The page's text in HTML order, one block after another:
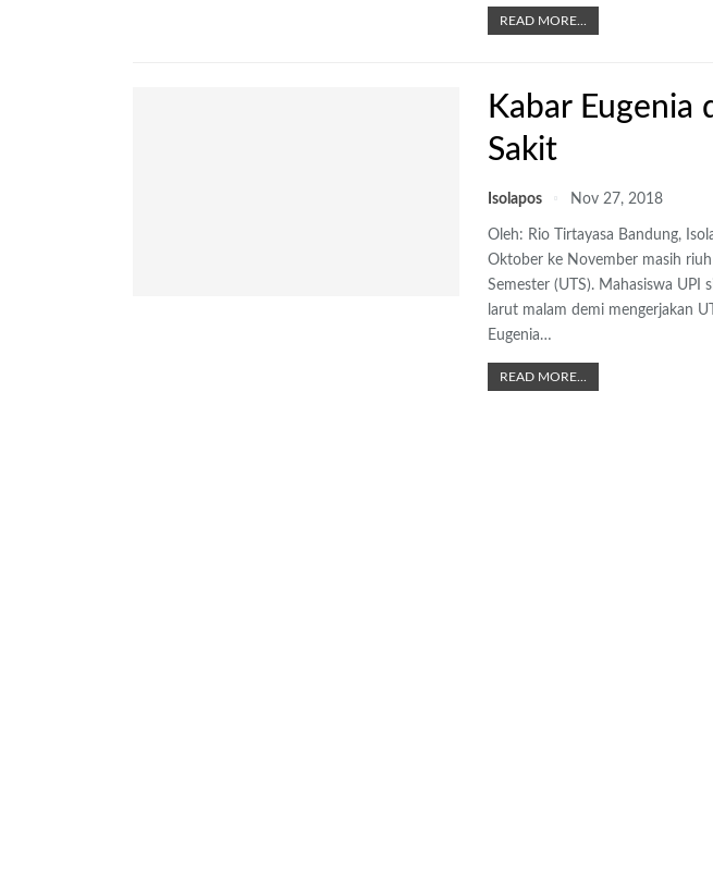
READ MORE...
Kabar Eugenia
Sakit
Isolapos Nov 27, 2018
Oleh: Rio Tirtayasa Bandung,
Oktober ke November masih riuh
Semester (UTS). Mahasiswa UPI
larut malam demi mengerjakan
Eugenia…
READ MORE...